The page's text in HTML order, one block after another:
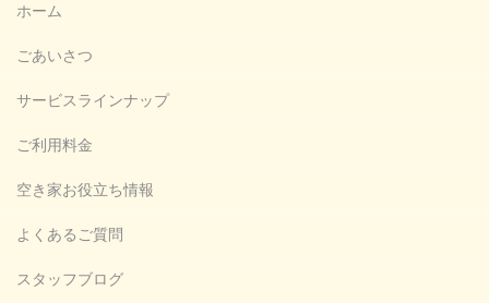
ホーム
ごあいさつ
サービスラインナップ
ご利用料金
空き家お役立ち情報
よくあるご質問
スタッフブログ